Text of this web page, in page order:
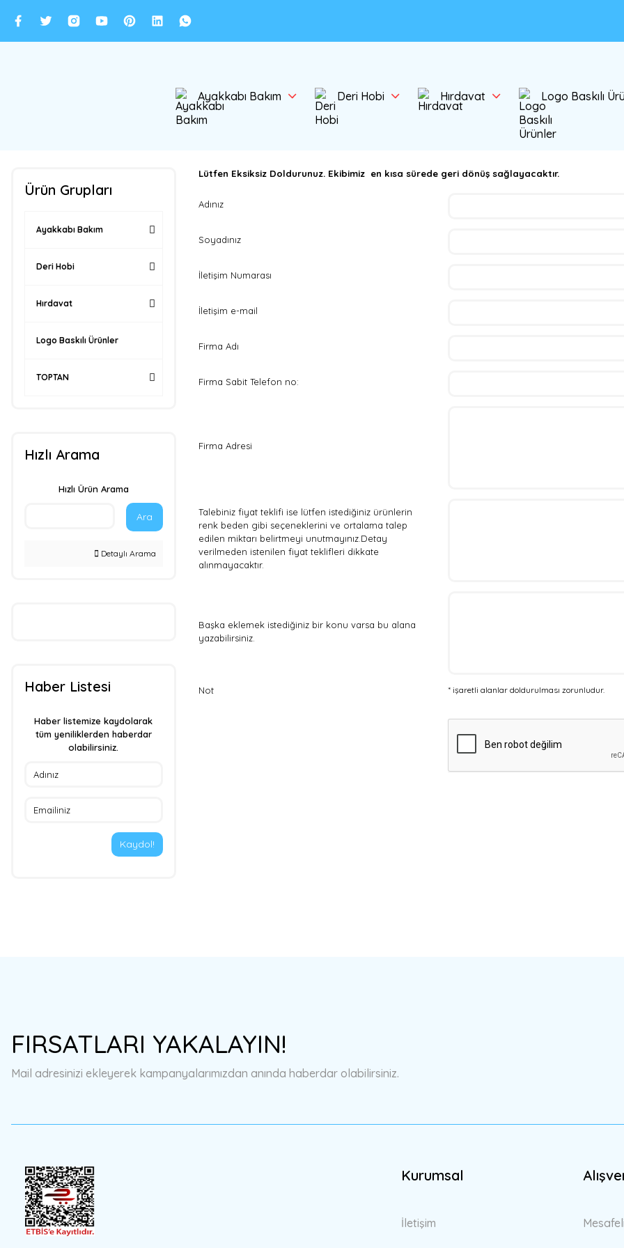
Ayakkabı Bakım Deri Hobi Hırdavat Logo Baskılı
Ürün Grupları
Ayakkabı Bakım
Deri Hobi
Hırdavat
Logo Baskılı Ürünler
TOPTAN
Hızlı Arama
Hızlı Ürün Arama
Ara
Detaylı Arama
Haber Listesi
Haber listemize kaydolarak
tüm yeniliklerden haberdar
olabilirsiniz.
Kaydol!
Lütfen Eksiksiz Doldurunuz. Ekibimiz en kısa sürede geri dönüş sağlayacaktır.
Adınız
Soyadınız
İletişim Numarası
İletişim e-mail
Firma Adı
Firma Sabit Telefon no:
Firma Adresi
Talebiniz fiyat teklifi ise lütfen istediğiniz ürünlerin
renk beden gibi seçeneklerini ve ortalama talep
edilen miktarı belirtmeyi unutmayınız.Detay
verilmeden istenilen fiyat teklifleri dikkate
alınmayacaktır.
Başka eklemek istediğiniz bir konu varsa bu alana
yazabilirsiniz.
Not * işaretli alanlar doldurulması zorunludur.
FIRSATLARI YAKALAYIN!
Mail adresinizi ekleyerek kampanyalarımızdan anında haberdar olabilirsiniz.
Kurumsal
İletişim